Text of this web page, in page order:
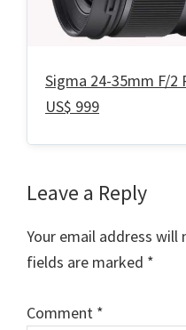
Sigma 24-35mm F/2
US$ 999
Reader
Interactions
Leave a Reply
Your email address will
fields are marked *
Comment *